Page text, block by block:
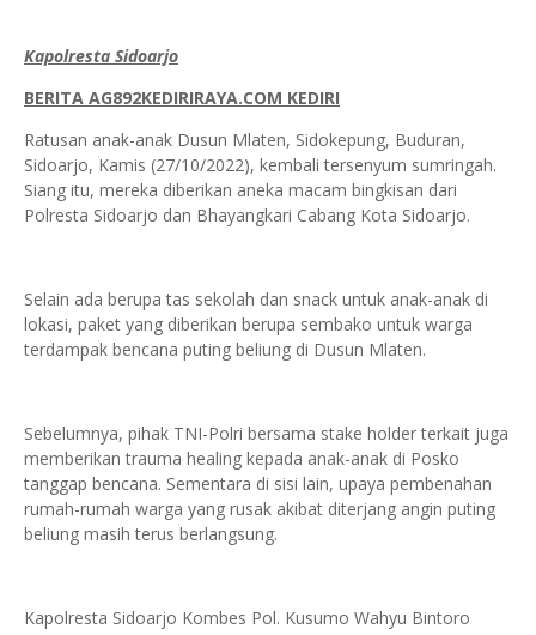
Kapolresta Sidoarjo
BERITA AG892KEDIRIRAYA.COM KEDIRI
Ratusan anak-anak Dusun Mlaten, Sidokepung, Buduran,
Sidoarjo, Kamis (27/10/2022), kembali tersenyum sumringah.
Siang itu, mereka diberikan aneka macam bingkisan dari
Polresta Sidoarjo dan Bhayangkari Cabang Kota Sidoarjo.
Selain ada berupa tas sekolah dan snack untuk anak-anak di
lokasi, paket yang diberikan berupa sembako untuk warga
terdampak bencana puting beliung di Dusun Mlaten.
Sebelumnya, pihak TNI-Polri bersama stake holder terkait juga
memberikan trauma healing kepada anak-anak di Posko
tanggap bencana. Sementara di sisi lain, upaya pembenahan
rumah-rumah warga yang rusak akibat diterjang angin puting
beliung masih terus berlangsung.
Kapolresta Sidoarjo Kombes Pol. Kusumo Wahyu Bintoro